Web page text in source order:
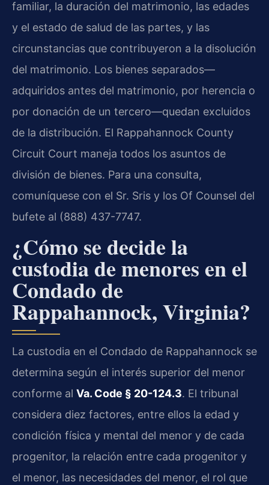
familiar, la duración del matrimonio, las edades
y el estado de salud de las partes, y las
circunstancias que contribuyeron a la disolución
del matrimonio. Los bienes separados—
adquiridos antes del matrimonio, por herencia o
por donación de un tercero—quedan excluidos
de la distribución. El Rappahannock County
Circuit Court maneja todos los asuntos de
división de bienes. Para una consulta,
comuníquese con el Sr. Sris y los Of Counsel del
bufete al (888) 437-7747.
¿Cómo se decide la
custodia de menores en el
Condado de
Rappahannock, Virginia?
La custodia en el Condado de Rappahannock se
determina según el interés superior del menor
conforme al Va. Code § 20-124.3. El tribunal
considera diez factores, entre ellos la edad y
condición física y mental del menor y de cada
progenitor, la relación entre cada progenitor y
el menor, las necesidades del menor, el rol que